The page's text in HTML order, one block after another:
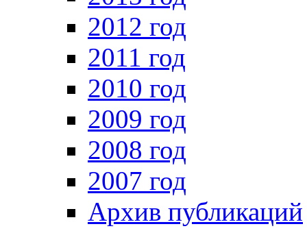
2012 год
2011 год
2010 год
2009 год
2008 год
2007 год
Архив публикаций